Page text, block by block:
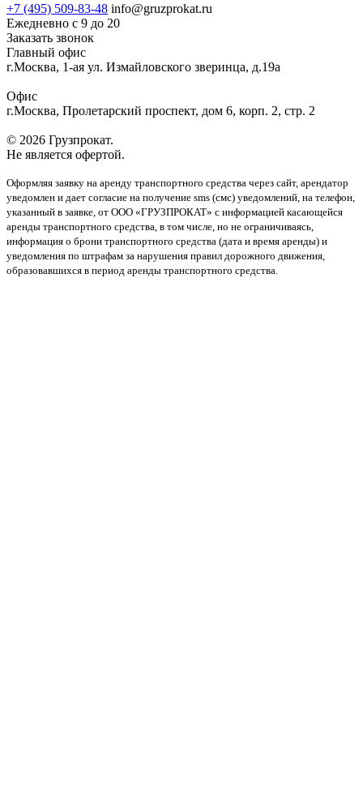
+7 (495) 509-83-48 info@gruzprokat.ru
Ежедневно с 9 до 20
Заказать звонок
Главный офис
г.Москва, 1-ая ул. Измайловского зверинца, д.19а
Офис
г.Москва, Пролетарский проспект, дом 6, корп. 2, стр. 2
© 2026 Грузпрокат.
Не является офертой.
Оформляя заявку на аренду транспортного средства через сайт, арендатор
уведомлен и дает согласие на получение sms (смс) уведомлений, на телефон,
указанный в заявке, от ООО «ГРУЗПРОКАТ» с информацией касающейся
аренды транспортного средства, в том числе, но не ограничиваясь,
информация о брони транспортного средства (дата и время аренды) и
уведомления по штрафам за нарушения правил дорожного движения,
образовавшихся в период аренды транспортного средства.